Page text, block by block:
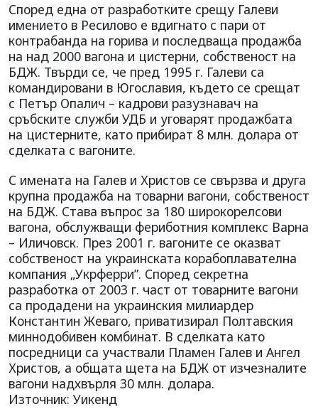
Според една от разработките срещу Галеви
имението в Ресилово е вдигнато с пари от
контрабанда на горива и последваща продажба
на над 2000 вагона и цистерни, собственост на
БДЖ. Твърди се, че пред 1995 г. Галеви са
командировани в Югославия, където се срещат
с Петър Опалич – кадрови разузнавач на
сръбските служби УДБ и уговарят продажбата
на цистерните, като прибират 8 млн. долара от
сделката с вагоните.
С имената на Галев и Христов се свързва и друга
крупна продажба на товарни вагони, собственост
на БДЖ. Става въпрос за 180 широкорелсови
вагона, обслужващи фериботния комплекс Варна
– Иличовск. През 2001 г. вагоните се оказват
собственост на украинската корабоплавателна
компания „Укрферри”. Според секретна
разработка от 2003 г. част от товарните вагони
са продадени на украинския милиардер
Константин Жеваго, приватизирал Полтавския
миннодобивен комбинат. В сделката като
посредници са участвали Пламен Галев и Ангел
Христов, а общата щета на БДЖ от изчезналите
вагони надхвърля 30 млн. долара.
Източник: Уикенд